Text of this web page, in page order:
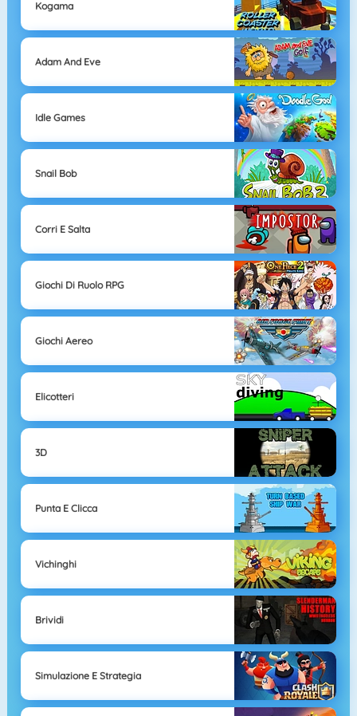
Kogama
Adam And Eve
Idle Games
Snail Bob
Corri E Salta
Giochi Di Ruolo RPG
Giochi Aereo
Elicotteri
3D
Punta E Clicca
Vichinghi
Brividi
Simulazione E Strategia